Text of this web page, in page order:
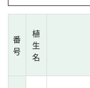
番
号
植
生
名